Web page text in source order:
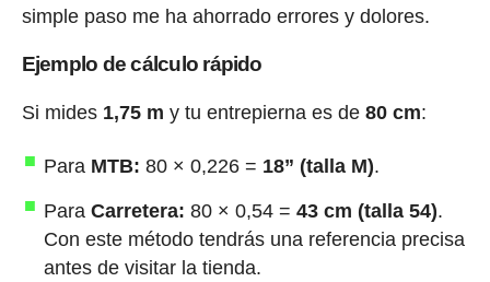
simple paso me ha ahorrado errores y dolores.
Ejemplo de cálculo rápido
Si mides 1,75 m y tu entrepierna es de 80 cm:
Para MTB: 80 × 0,226 = 18” (talla M).
Para Carretera: 80 × 0,54 = 43 cm (talla 54).
Con este método tendrás una referencia precisa
antes de visitar la tienda.